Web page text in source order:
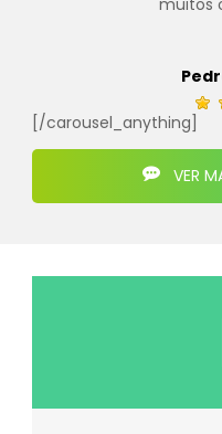
muitos
[/carousel_anything]
VER